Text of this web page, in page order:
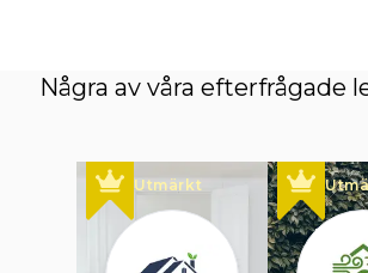
Några av våra efterfrågade
Utmärkt